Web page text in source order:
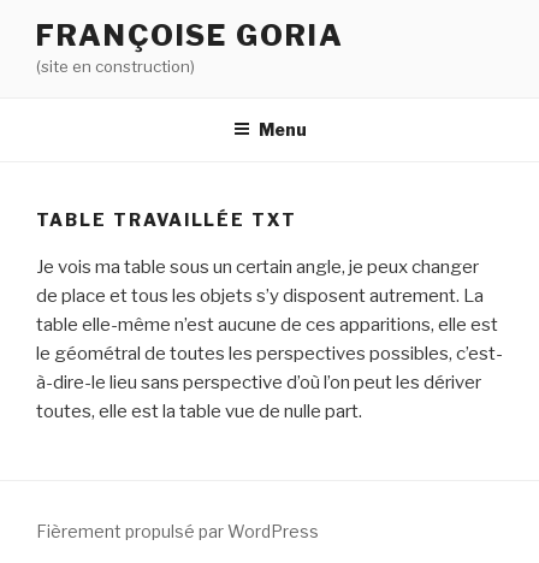
contenu
FRANÇOISE GORIA
(site en construction)
Menu
TABLE TRAVAILLÉE TXT
Je vois ma table sous un certain angle, je peux changer
de place et tous les objets s’y disposent autrement. La
table elle-même n’est aucune de ces apparitions, elle est
le géométral de toutes les perspectives possibles, c’est-
à-dire-le lieu sans perspective d’où l’on peut les dériver
toutes, elle est la table vue de nulle part.
Fièrement propulsé par WordPress